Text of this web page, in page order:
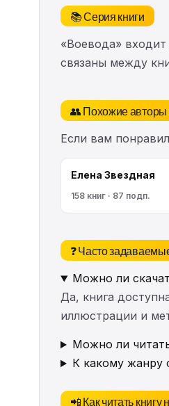
📚 Серия книги
«Воевода»
связаны между
👥 Похожие
Если вам
Елена Звездная
158 книг · 87 подп.
❓ Часто
Можно ли
Да, книга
иллюстрации и
Можно ли
К какому жанру
📲 Как читать книгу